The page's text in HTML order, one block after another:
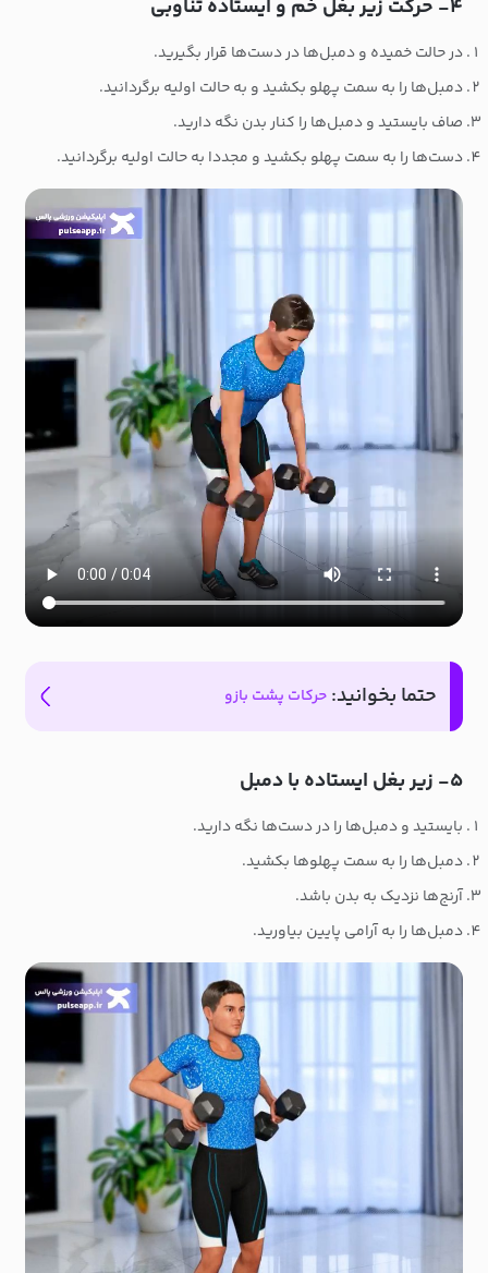
۴- حرکت زیر بغل خم و ایستاده تناوبی
در حالت خمیده و دمبل‌ها در دست‌ها قرار بگیرید.
دمبل‌ها را به سمت پهلو بکشید و به حالت اولیه برگردانید.
صاف بایستید و دمبل‌ها را کنار بدن نگه دارید.
دست‌ها را به سمت پهلو بکشید و مجددا به حالت اولیه برگردانید.
حتما بخوانید: حرکات پشت بازو
۵- زیر بغل ایستاده با دمبل
بایستید و دمبل‌ها را در دست‌ها نگه دارید.
دمبل‌ها را به سمت پهلوها بکشید.
آرنج‌ها نزدیک به بدن باشد.
دمبل‌ها را به آرامی پایین بیاورید.